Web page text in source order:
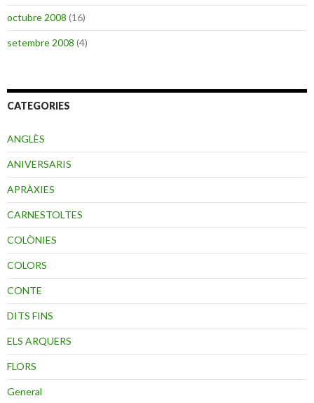
octubre 2008 (16)
setembre 2008 (4)
CATEGORIES
ANGLÈS
ANIVERSARIS
APRÀXIES
CARNESTOLTES
COLÒNIES
COLORS
CONTE
DITS FINS
ELS ARQUERS
FLORS
General